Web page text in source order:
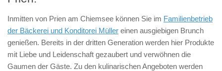
Inmitten von Prien am Chiemsee können Sie im Familienbetrieb
der Bäckerei und Konditorei Müller einen ausgiebigen Brunch
genießen. Bereits in der dritten Generation werden hier Produkte
mit Liebe und Leidenschaft gezaubert und verwöhnen die
Gaumen der Gäste. Zu den kulinarischen Angeboten werden